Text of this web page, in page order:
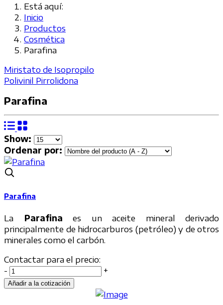
Está aquí:
Inicio
Productos
Cosmética
Parafina
Miristato de Isopropilo
Polivinil Pirrolidona
Parafina
Show:
Ordenar por:
Parafina
La Parafina es un aceite mineral derivado
principalmente de hidrocarburos (petróleo) y de otros
minerales como el carbón.
Contactar para el precio:
-
+